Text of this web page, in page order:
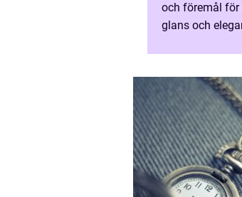
och föremål
glans och